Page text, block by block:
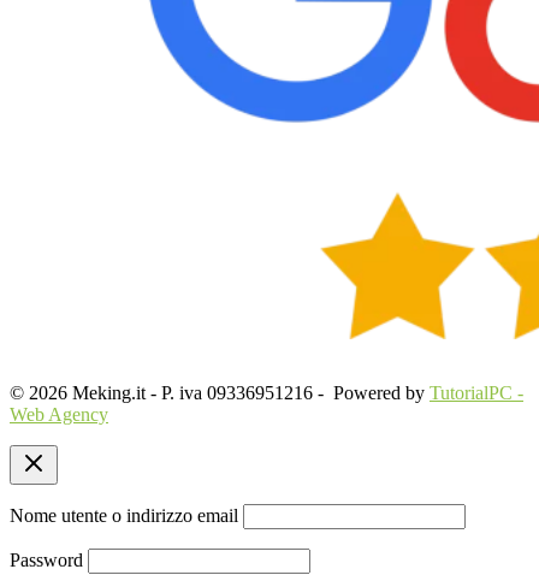
© 2026 Meking.it - P. iva 09336951216 - Powered by TutorialPC -
Web Agency
Nome utente o indirizzo email
Password